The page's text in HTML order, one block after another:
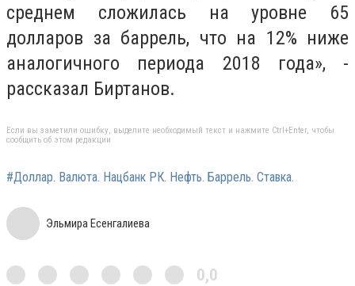
среднем сложилась на уровне 65
долларов за баррель, что на 12% ниже
аналогичного периода 2018 года», -
рассказал Биртанов.
Если вы заметили ошибку, выделите необходимый текст и нажмите Ctrl+Enter, чтобы
сообщить об этом редакции
#Доллар. Валюта. Нацбанк РК. Нефть. Баррель. Ставка.
Эльмира Есенгалиева
0,0